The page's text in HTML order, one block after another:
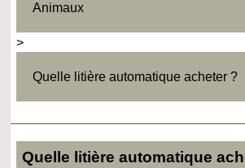
Animaux
>
Quelle litière automatique acheter ?
Quelle litière automatique